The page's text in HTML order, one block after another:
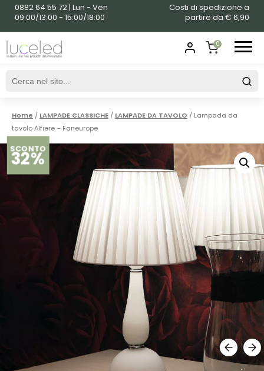
0882 64 55 72 | Lun - Ven
09:00/13:00 - 15:00/18:00
Costi di spedizione a
partire da € 6,90
0
SHOPPING
Home / LAMPADE CLASSICHE / LAMPADE DA TAVOLO / Lampada da
tavolo Alfiere – Faneurope
SCONTO
32%